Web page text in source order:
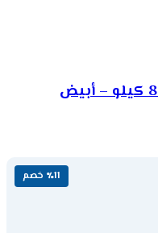
غساله ملابس يوجين حوضين 8 كيلو – أبيض
٪11 خصم